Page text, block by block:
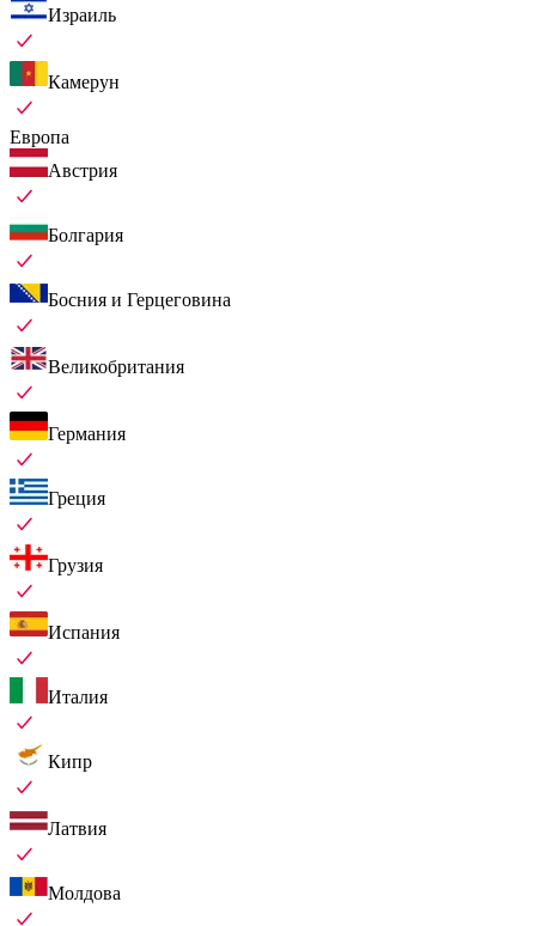
Израиль
Камерун
Европа
Австрия
Болгария
Босния и Герцеговина
Великобритания
Германия
Греция
Грузия
Испания
Италия
Кипр
Латвия
Молдова